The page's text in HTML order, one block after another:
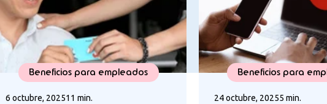
Beneficios para empleados
6 octubre, 202511 min.
Beneficios para
24 octubre, 20255 min.